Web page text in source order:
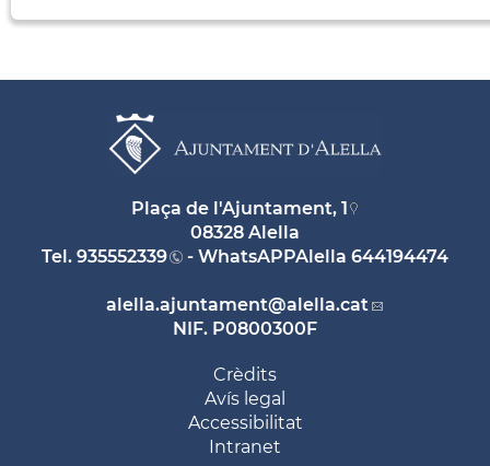
Plaça de l'Ajuntament, 1
08328 Alella
Tel. 935552339 - WhatsAPPAlella 644194474
alella.ajuntament@alella.cat
NIF. P0800300F
Crèdits
Avís legal
Accessibilitat
Intranet